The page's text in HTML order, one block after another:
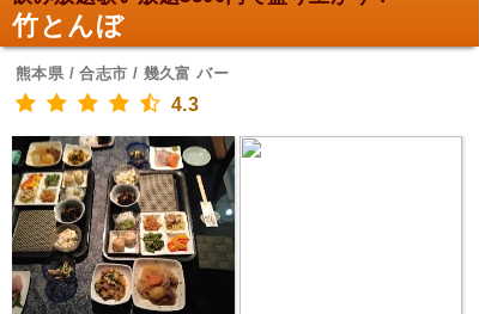
竹とんぼ
熊本県 / 合志市 / 幾久富 バー
4.3